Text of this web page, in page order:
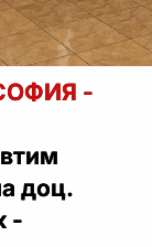
СОФИЯ -
доц.
-